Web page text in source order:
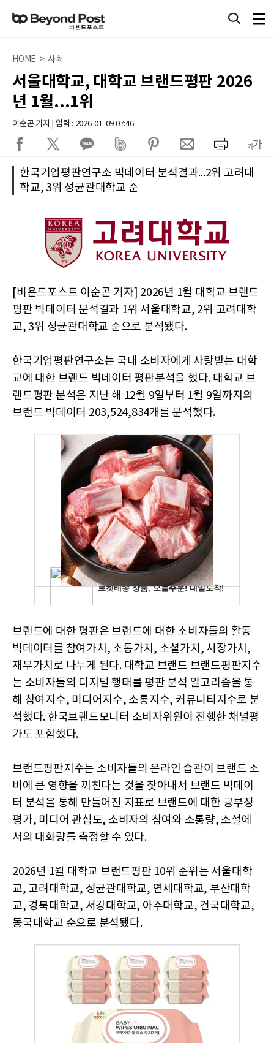
HOME > 사회
서울대학교, 대학교 브랜드평판 2026
년 1월...1위
이순곤 기자 | 입력 : 2026-01-09 07:46
한국기업평판연구소 빅데이터 분석결과...2위 고려대
학교, 3위 성균관대학교 순
[비욘드포스트 이순곤 기자] 2026년 1월 대학교 브랜드
평판 빅데이터 분석결과 1위 서울대학교, 2위 고려대학
교, 3위 성균관대학교 순으로 분석됐다.
​한국기업평판연구소는 국내 소비자에게 사랑받는 대학
교에 대한 브랜드 빅데이터 평판분석을 했다. 대학교 브
랜드평판 분석은 지난 해 12월 9일부터 1월 9일까지의
브랜드 빅데이터 203,524,834개를 분석했다.
​브랜드에 대한 평판은 브랜드에 대한 소비자들의 활동
빅데이터를 참여가치, 소통가치, 소셜가치, 시장가치,
재무가치로 나누게 된다. 대학교 브랜드 브랜드평판지수
는 소비자들의 디지털 행태를 평판 분석 알고리즘을 통
해 참여지수, 미디어지수, 소통지수, 커뮤니티지수로 분
석했다. 한국브랜드모니터 소비자위원이 진행한 채널평
가도 포함했다.
브랜드평판지수는 소비자들의 온라인 습관이 브랜드 소
비에 큰 영향을 끼친다는 것을 찾아내서 브랜드 빅데이
터 분석을 통해 만들어진 지표로 브랜드에 대한 긍부정
평가, 미디어 관심도, 소비자의 참여와 소통량, 소셜에
서의 대화량를 측정할 수 있다.
2026년 1월 대학교 브랜드평판 10위 순위는 서울대학
교, 고려대학교, 성균관대학교, 연세대학교, 부산대학
교, 경북대학교, 서강대학교, 아주대학교, 건국대학교,
동국대학교 순으로 분석됐다.